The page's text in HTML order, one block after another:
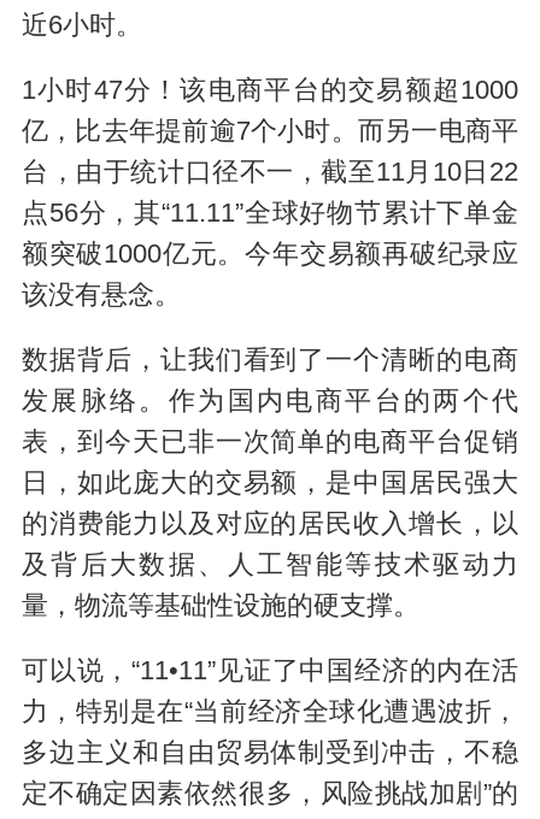
近6小时。
1小时47分！该电商平台的交易额超1000
亿，比去年提前逾7个小时。而另一电商平
台，由于统计口径不一，截至11月10日22
点56分，其“11.11”全球好物节累计下单金
额突破1000亿元。今年交易额再破纪录应
该没有悬念。
数据背后，让我们看到了一个清晰的电商
发展脉络。作为国内电商平台的两个代
表，到今天已非一次简单的电商平台促销
日，如此庞大的交易额，是中国居民强大
的消费能力以及对应的居民收入增长，以
及背后大数据、人工智能等技术驱动力
量，物流等基础性设施的硬支撑。
可以说，“11•11”见证了中国经济的内在活
力，特别是在“当前经济全球化遭遇波折，
多边主义和自由贸易体制受到冲击，不稳
定不确定因素依然很多，风险挑战加剧”的